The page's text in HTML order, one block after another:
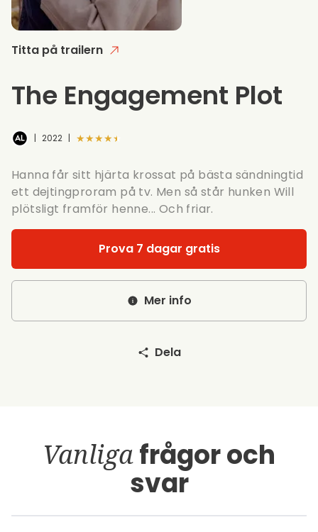
Titta på trailern
The Engagement Plot
| 2022 | ★★★★★
Hanna får sitt hjärta krossat på bästa sändningtid
ett dejtingproram på tv. Men så står hunken Will
plötsligt framför henne... Och friar.
Prova 7 dagar gratis
Mer info
Dela
Vanligafrågor och
svar